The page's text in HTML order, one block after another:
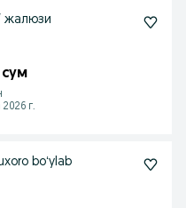
жалюзи
2026 г.
boʻylab